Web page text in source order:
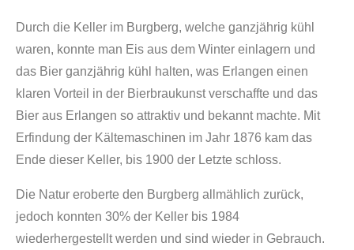
Durch die Keller im Burgberg, welche ganzjährig kühl
waren, konnte man Eis aus dem Winter einlagern und
das Bier ganzjährig kühl halten, was Erlangen einen
klaren Vorteil in der Bierbraukunst verschaffte und das
Bier aus Erlangen so attraktiv und bekannt machte. Mit
Erfindung der Kältemaschinen im Jahr 1876 kam das
Ende dieser Keller, bis 1900 der Letzte schloss.
Die Natur eroberte den Burgberg allmählich zurück,
jedoch konnten 30% der Keller bis 1984
wiederhergestellt werden und sind wieder in Gebrauch.